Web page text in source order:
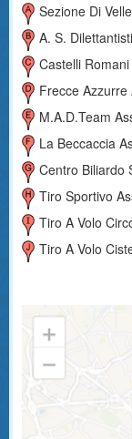
Sezione Di
A. S.
Castelli Romani Soft
Frecce Azzurre
M.a.d.team
La Beccaccia
Centro Biliardo
Tiro Sportivo
Tiro A Volo Circolo
Tiro A Volo